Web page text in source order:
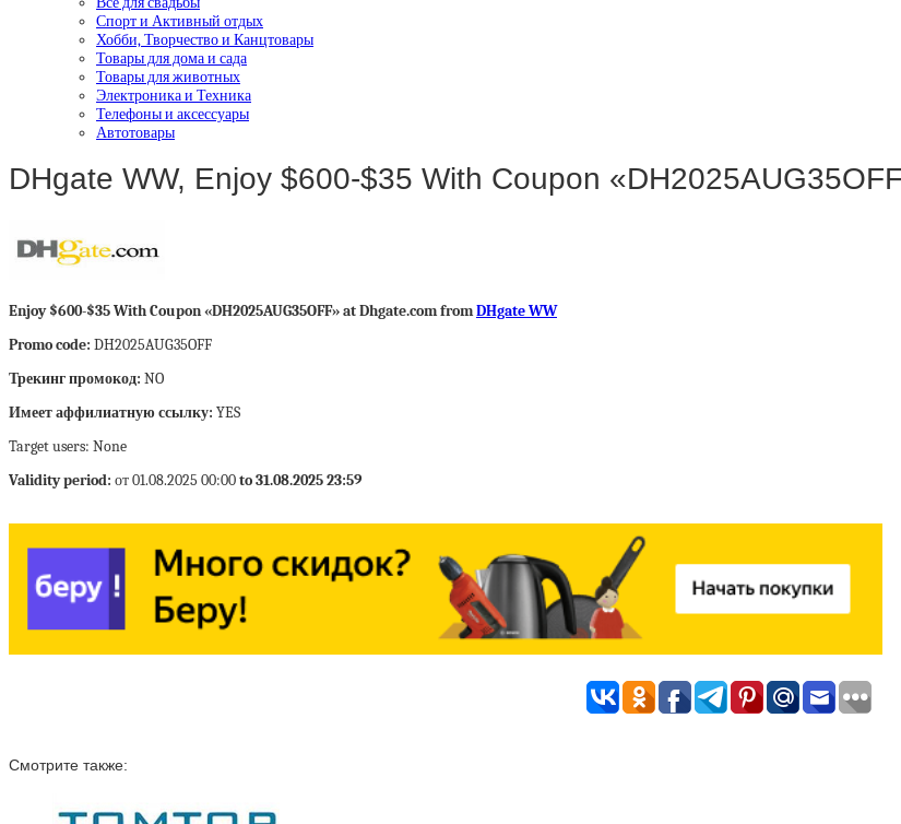
Спорт и Активный отдых
Хобби, Творчество и Канцтовары
Товары для дома и сада
Товары для животных
Электроника и Техника
Телефоны и аксессуары
Автотовары
DHgate WW, Enjoy $600-$35 With Coupon
Enjoy $600-$35 With Coupon «DH2025AUG35OFF» at Dhgate.com fromDHgate WW
Promo code: DH2025AUG35OFF
Трекинг промокод: NO
Имеет аффилиатную ссылку: YES
Target users: None
Validity period: от 01.08.2025 00:00to 31.08.2025 23:59
Смотрите также: